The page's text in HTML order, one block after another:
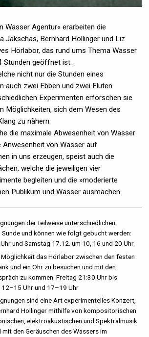
Wasser Agentur« erarbeiten die
Jakschas, Bernhard Hollinger und Liz
Hörlabor, das rund ums Thema Wasser
Stunden geöffnet ist.
nicht nur die Stunden eines
auch zwei Ebben und zwei Fluten
Experimenten erforschen sie
Möglichkeiten, sich dem Wesen des
zu nähern.
die maximale Abwesenheit von Wasser
Anwesenheit von Wasser auf
in uns erzeugen, speist auch die
welche die jeweiligen vier
begleiten und die »moderierte
Publikum und Wasser ausmachen.
der teilweise unterschiedlichen
und können wie folgt gebucht werden:
und Samstag 17.12. um 10, 16 und 20 Uhr.
das Hörlabor zwischen den festen
und ein Ohr zu besuchen und mit den
zu kommen: Freitag 21:30 Uhr bis
Uhr und 17–19 Uhr
sind eine Art experimentelles Konzert,
Hollinger mithilfe von kompositorischen
elektroakustischen und Spektralmusik
den Geräuschen des Wassers im